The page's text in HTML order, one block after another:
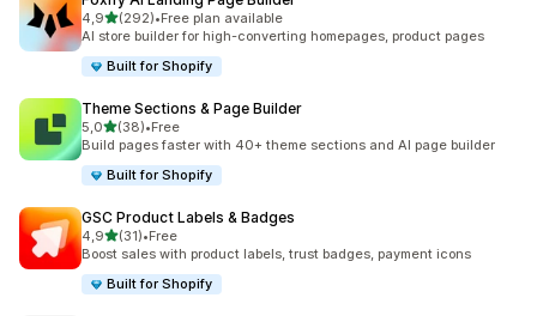
4,9av 5 stjerner
(292)
Totalt 292 omtaler
•Free plan available
AI store builder for high-converting homepages, product pages
Built for Shopify
Theme Sections & Page Builder
5,0av 5 stjerner
(38)
Totalt 38 omtaler
•Free
Build pages faster with 40+ theme sections and AI page builder
Built for Shopify
GSC Product Labels & Badges
4,9av 5 stjerner
(31)
Totalt 31 omtaler
•Free
Boost sales with product labels, trust badges, payment icons
Built for Shopify